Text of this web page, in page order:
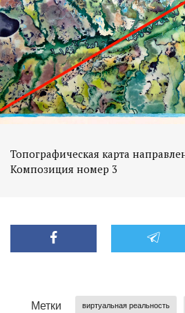
Топографическая карта
Метки виртуальная реальность